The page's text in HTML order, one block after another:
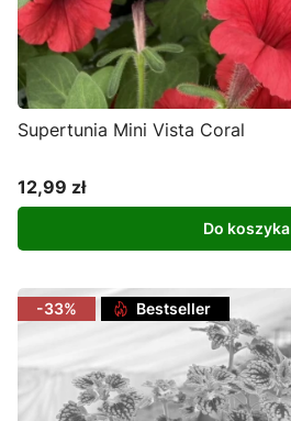
Supertunia Mini Vista Coral
Cena
12,99 zł
Do koszyka
-33% Bestseller